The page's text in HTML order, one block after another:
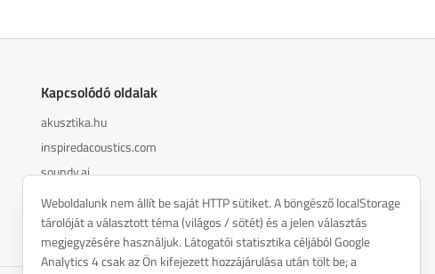
Kapcsolódó oldalak
akusztika.hu
inspiredacoustics.com
soundy.ai
irat.ai
Weboldalunk nem állít be saját HTTP sütiket. A böngésző localStorage
tárolóját a választott téma (világos / sötét) és a jelen választás
megjegyzésére használjuk. Látogatói statisztika céljából Google
Analytics 4 csak az Ön kifejezett hozzájárulása után tölt be; a